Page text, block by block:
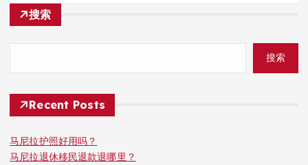
搜索
搜索
Recent Posts
马尼拉护照好用吗？
马尼拉退休移民退款退哪里？